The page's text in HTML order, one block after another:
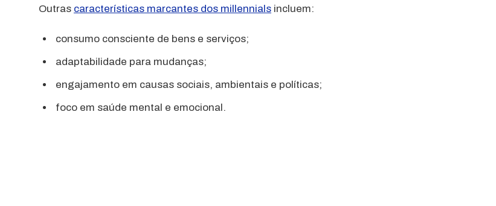
Outras características marcantes dos millennials incluem:
consumo consciente de bens e serviços;
adaptabilidade para mudanças;
engajamento em causas sociais, ambientais e políticas;
foco em saúde mental e emocional.